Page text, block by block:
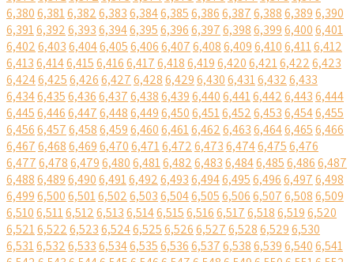
6,3806,3816,3826,3836,3846,3856,3866,3876,3886,3896,390
6,3916,3926,3936,3946,3956,3966,3976,3986,3996,4006,401
6,4026,4036,4046,4056,4066,4076,4086,4096,4106,4116,412
6,4136,4146,4156,4166,4176,4186,4196,4206,4216,4226,423
6,4246,4256,4266,4276,4286,4296,4306,4316,4326,433
6,4346,4356,4366,4376,4386,4396,4406,4416,4426,4436,444
6,4456,4466,4476,4486,4496,4506,4516,4526,4536,4546,455
6,4566,4576,4586,4596,4606,4616,4626,4636,4646,4656,466
6,4676,4686,4696,4706,4716,4726,4736,4746,4756,476
6,4776,4786,4796,4806,4816,4826,4836,4846,4856,4866,487
6,4886,4896,4906,4916,4926,4936,4946,4956,4966,4976,498
6,4996,5006,5016,5026,5036,5046,5056,5066,5076,5086,509
6,5106,5116,5126,5136,5146,5156,5166,5176,5186,5196,520
6,5216,5226,5236,5246,5256,5266,5276,5286,5296,530
6,5316,5326,5336,5346,5356,5366,5376,5386,5396,5406,541